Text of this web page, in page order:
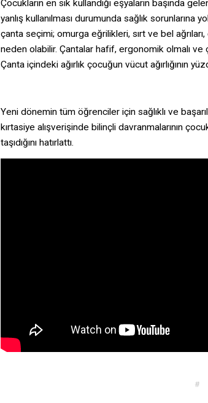
Çocukların en sık kullandığı eşyaların başında
yanlış kullanılması durumunda sağlık sorunlarına
çanta seçimi; omurga eğrilikleri, sırt ve bel
neden olabilir. Çantalar hafif, ergonomik olmalı
Çanta içindeki ağırlık çocuğun vücut ağırlığının
Yeni dönemin tüm öğrenciler için sağlıklı ve
kırtasiye alışverişinde bilinçli davranmalarının
taşıdığını hatırlattı.
#